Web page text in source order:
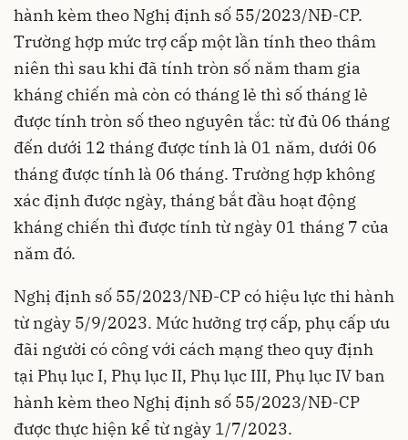
hành kèm theo Nghị định số 55/2023/NĐ-CP.
Trường hợp mức trợ cấp một lần tính theo thâm
niên thì sau khi đã tính tròn số năm tham gia
kháng chiến mà còn có tháng lẻ thì số tháng lẻ
được tính tròn số theo nguyên tắc: từ đủ 06 tháng
đến dưới 12 tháng được tính là 01 năm, dưới 06
tháng được tính là 06 tháng. Trường hợp không
xác định được ngày, tháng bắt đầu hoạt động
kháng chiến thì được tính từ ngày 01 tháng 7 của
năm đó.
Nghị định số 55/2023/NĐ-CP có hiệu lực thi hành
từ ngày 5/9/2023. Mức hưởng trợ cấp, phụ cấp ưu
đãi người có công với cách mạng theo quy định
tại Phụ lục I, Phụ lục II, Phụ lục III, Phụ lục IV ban
hành kèm theo Nghị định số 55/2023/NĐ-CP
được thực hiện kể từ ngày 1/7/2023.